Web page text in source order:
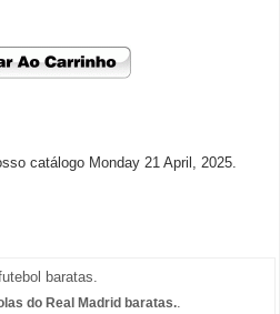
catálogo Monday 21 April, 2025.
baratas.
do Real Madrid baratas..